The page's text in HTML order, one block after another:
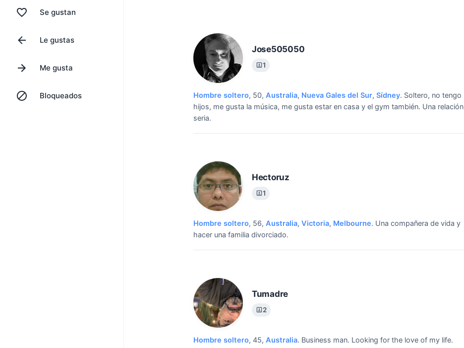
Se gustan
Le gustas
Me gusta
Bloqueados
Jose505050
1
Hombre soltero, 50, Australia, Nueva Gales del Sur, Sídney. Soltero, no tengo
hijos, me gusta la música, me gusta estar en casa y el gym también. Una relación
seria.
Hectoruz
1
Hombre soltero, 56, Australia, Victoria, Melbourne. Una compañera de vida y
hacer una familia divorciado.
Tumadre
2
Hombre soltero, 45, Australia. Business man. Looking for the love of my life.